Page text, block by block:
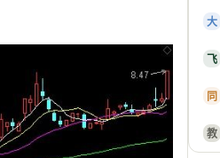
大
飞
同
教